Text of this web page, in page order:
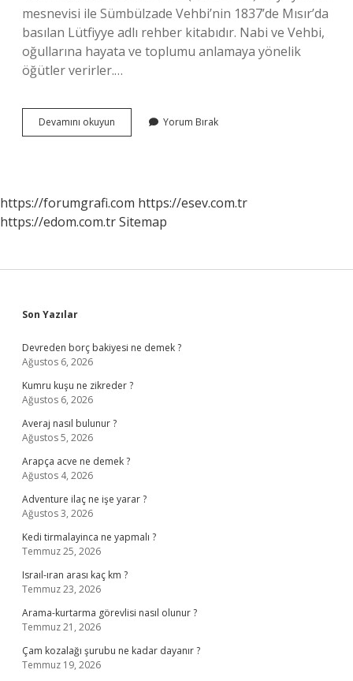
mesnevisi ile Sümbülzade Vehbi’nin 1837’de Mısır’da
basılan Lütfiyye adlı rehber kitabıdır. Nabi ve Vehbi,
oğullarına hayata ve toplumu anlamaya yönelik
öğütler verirler.…
Devamını okuyun
Resimli
Yorum Bırak
https://forumgrafi.com https://esev.com.tr
https://edom.com.trSitemap
Sidebar
Son Yazılar
Devreden borç bakiyesi ne demek ?
Ağustos 6, 2026
Kumru kuşu ne zikreder ?
Ağustos 6, 2026
Averaj nasıl bulunur ?
Ağustos 5, 2026
Arapça acve ne demek ?
Ağustos 4, 2026
Adventure ilaç ne işe yarar ?
Ağustos 3, 2026
Kedi tirmalayinca ne yapmalı ?
Temmuz 25, 2026
Israıl-ıran arası kaç km ?
Temmuz 23, 2026
Arama-kurtarma görevlisi nasıl olunur ?
Temmuz 21, 2026
Çam kozalağı şurubu ne kadar dayanır ?
Temmuz 19, 2026